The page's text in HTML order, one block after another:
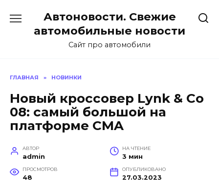
содержанию
Автоновости. Свежие
автомобильные новости
Сайт про автомобили
ГЛАВНАЯ » НОВИНКИ
Новый кроссовер Lynk & Co
08: самый большой на
платформе CMA
АВТОР
admin
НА ЧТЕНИЕ
3 мин
ПРОСМОТРОВ
48
ОПУБЛИКОВАНО
27.03.2023